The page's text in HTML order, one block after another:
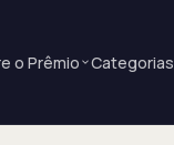
o Prêmio Categorias